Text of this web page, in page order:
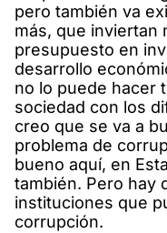
pero también va
más, que inviertan
presupuesto en
desarrollo
no lo puede hacer
sociedad con los
creo que se va a
problema de
bueno aquí, en
también. Pero hay
instituciones que
corrupción.